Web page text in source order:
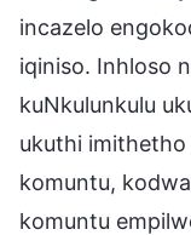
incazelo
iqiniso. Inhloso
kuNkulunkulu
ukuthi imithetho
komuntu,
komuntu